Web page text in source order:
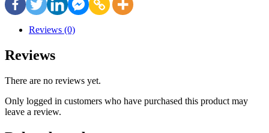
Reviews (0)
Reviews
There are no reviews yet.
Only logged in customers who have purchased this product may
leave a review.